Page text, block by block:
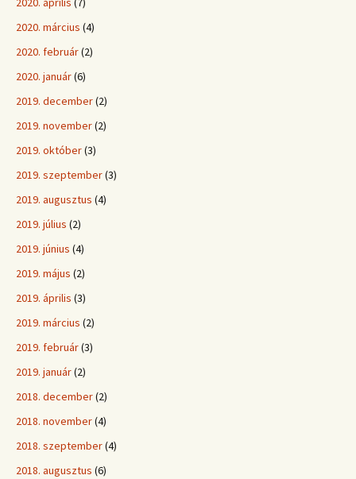
2020. március (4)
2020. február(2)
2020. január(6)
2019. december(2)
2019. november(2)
2019. október(3)
2019. szeptember(3)
2019. augusztus (4)
2019. július (2)
2019. június (4)
2019. május (2)
2019. április (3)
2019. március (2)
2019. február(3)
2019. január(2)
2018. december(2)
2018. november(4)
2018. szeptember(4)
2018. augusztus (6)